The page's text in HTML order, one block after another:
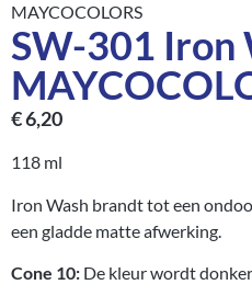
MAYCOCOLORS
SW-301 Iron
€6,20
118 ml
Iron Wash brandt tot een
een gladde matte afwerking.
Cone 10: De kleur wordt